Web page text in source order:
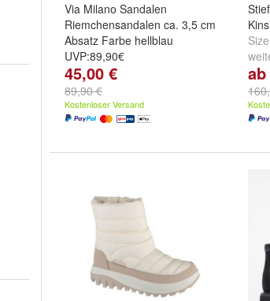
Via Milano Sandalen
Riemchensandalen ca. 3,5 cm
Absatz Farbe hellblau
UVP:89,90€
45,00 €
89,90 €
Kostenloser Versand
ab